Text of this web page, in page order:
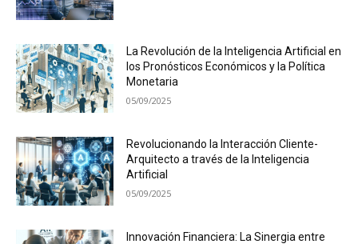
La Revolución de la Inteligencia Artificial en
los Pronósticos Económicos y la Política
Monetaria
05/09/2025
Revolucionando la Interacción Cliente-
Arquitecto a través de la Inteligencia
Artificial
05/09/2025
Innovación Financiera: La Sinergia entre